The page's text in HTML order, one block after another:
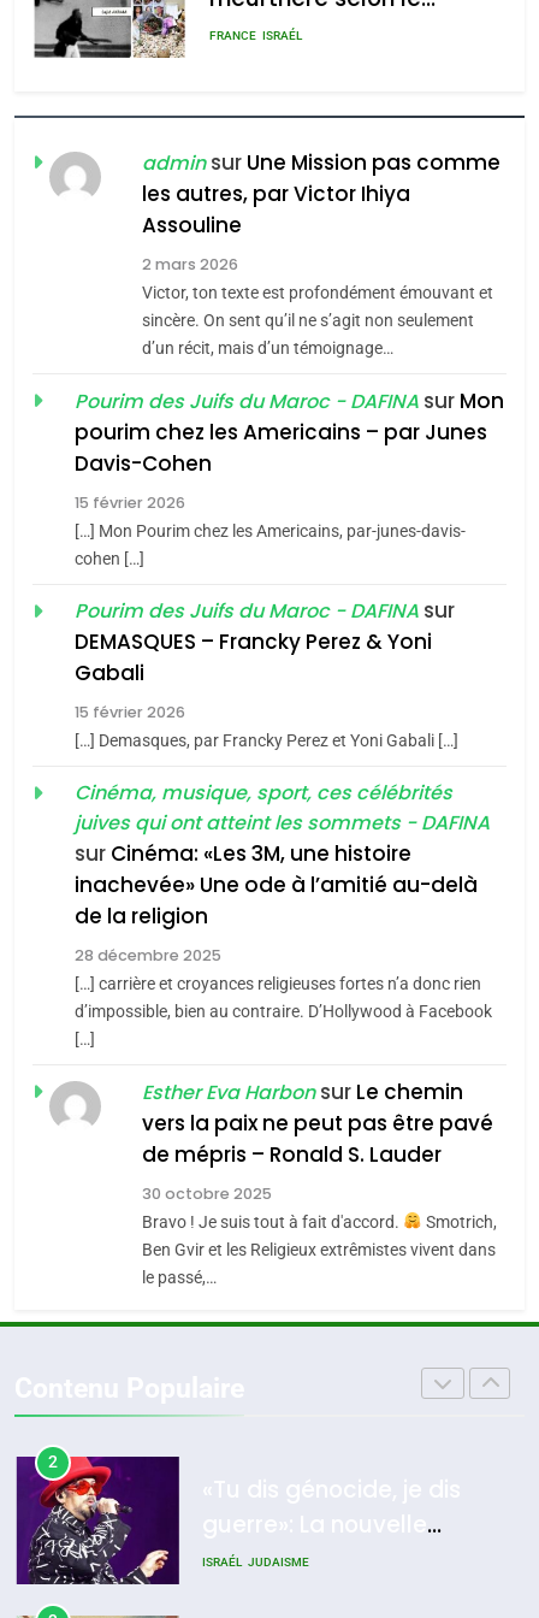
MA JUDAÏTE par Thérèse
ISRAÉL JUDAISME
CE QUI NOUS MANQUE –
Jacques Hadida
JUDAISME
Maroc : Les amandes de
Tafraout, le miel de Tadla
Azilal consacrés produits
du terroir
DAFINA MAROC
Oeil ravageur – Vanessa
De Loya Stauber
«Tu dis génocide, je dis
guerre»: La nouvelle
Tout sur la Nostalgie
SOUVENIRS
l’alliance pourrait
s’étendre à 13 pays
d’Amérique latine
ISRAÉL JUDAISME
2025, l’année la plus
meurtrière selon le
rapport d’ADL contre
l’antisémitisme
FRANCE ISRAÉL
FIÈRE, DIGNE ET RÉSILIENTE :
POURQUOI JE REVENDIQUE
CE QUI NOUS MANQUE –
8
Maroc : Les amandes de
adminsur Une Mission pas comme
les autres, par Victor Ihiya
Assouline
2 mars 2026
Victor, ton texte est profondément émouvant et
sincère. On sent qu’il ne s’agit non seulement
d’un récit, mais d’un témoignage…
Pourim des Juifs du Maroc - DAFINA sur Mon
pourim chez les Americains – par Junes
Davis-Cohen
15 février 2026
[…] Mon Pourim chez les Americains, par-junes-davis-
cohen […]
Pourim des Juifs du Maroc - DAFINA sur
DEMASQUES – Francky Perez & Yoni
Gabali
15 février 2026
[…] Demasques, par Francky Perez et Yoni Gabali […]
Cinéma, musique, sport, ces célébrités
juives qui ont atteint les sommets - DAFINA
sur Cinéma: «Les 3M, une histoire
inachevée» Une ode à l’amitié au-delà
de la religion
28 décembre 2025
[…] carrière et croyances religieuses fortes n’a donc rien
d’impossible, bien au contraire. D’Hollywood à Facebook
[…]
Esther Eva Harbonsur Le chemin
vers la paix ne peut pas être pavé
de mépris – Ronald S. Lauder
30 octobre 2025
Bravo ! Je suis tout à fait d'accord.
Smotrich,
Ben Gvir et les Religieux extrêmistes vivent dans
le passé,…
2025, l’année la plus
d’ADL contre
l’antisémitisme
FRANCE ISRAÉL
POURQUOI JE REVENDIQUE
Zrihen-Dvir
CE QUI NOUS MANQUE –
Jacques Hadida
JUDAISME
Maroc : Les amandes de
Azilal consacrés produits
du terroir
DAFINA MAROC
Oeil ravageur – Vanessa De
Loya Stauber
CINEMA ISRAÉL
«Tu dis génocide, je dis
guerre»: La nouvelle
chanson de Boy George
3